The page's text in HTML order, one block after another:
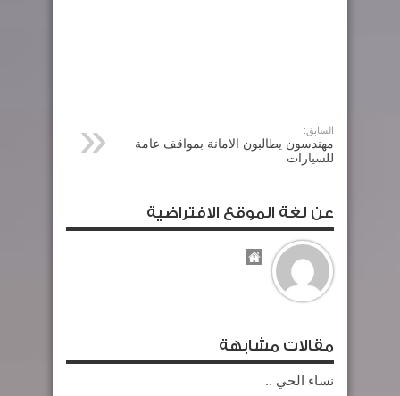
السابق:
مهندسون يطالبون الامانة بمواقف عامة
للسيارات
عن لغة الموقع الافتراضية
مقالات مشابهة
نساء الحي ..